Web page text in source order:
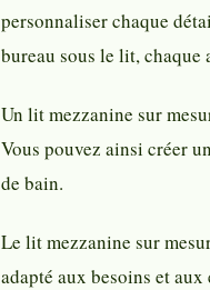
personnaliser chaque
bureau sous le lit, chaque
Un lit mezzanine sur
Vous pouvez ainsi créer
de bain.
Le lit mezzanine sur
adapté aux besoins et